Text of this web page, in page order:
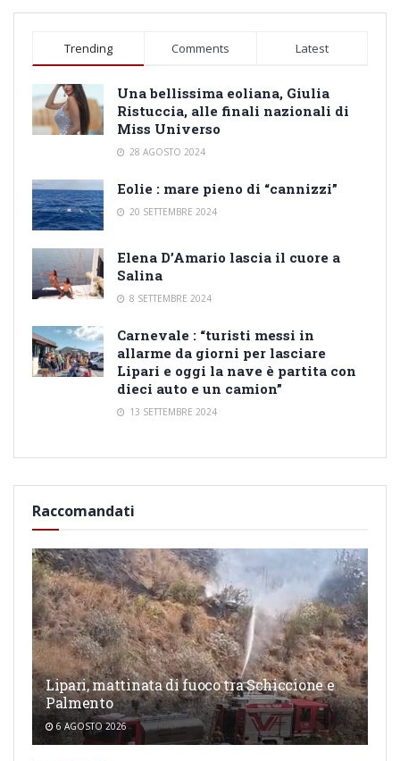
Trending Comments Latest
Una bellissima eoliana, Giulia
Ristuccia, alle finali nazionali di
Miss Universo
28 AGOSTO 2024
Eolie : mare pieno di “cannizzi”
20 SETTEMBRE 2024
Elena D’Amario lascia il cuore a
Salina
8 SETTEMBRE 2024
Carnevale : “turisti messi in
allarme da giorni per lasciare
Lipari e oggi la nave è partita con
dieci auto e un camion”
13 SETTEMBRE 2024
Raccomandati
Lipari, mattinata di fuoco tra Schiccione e
Palmento
6 AGOSTO 2026